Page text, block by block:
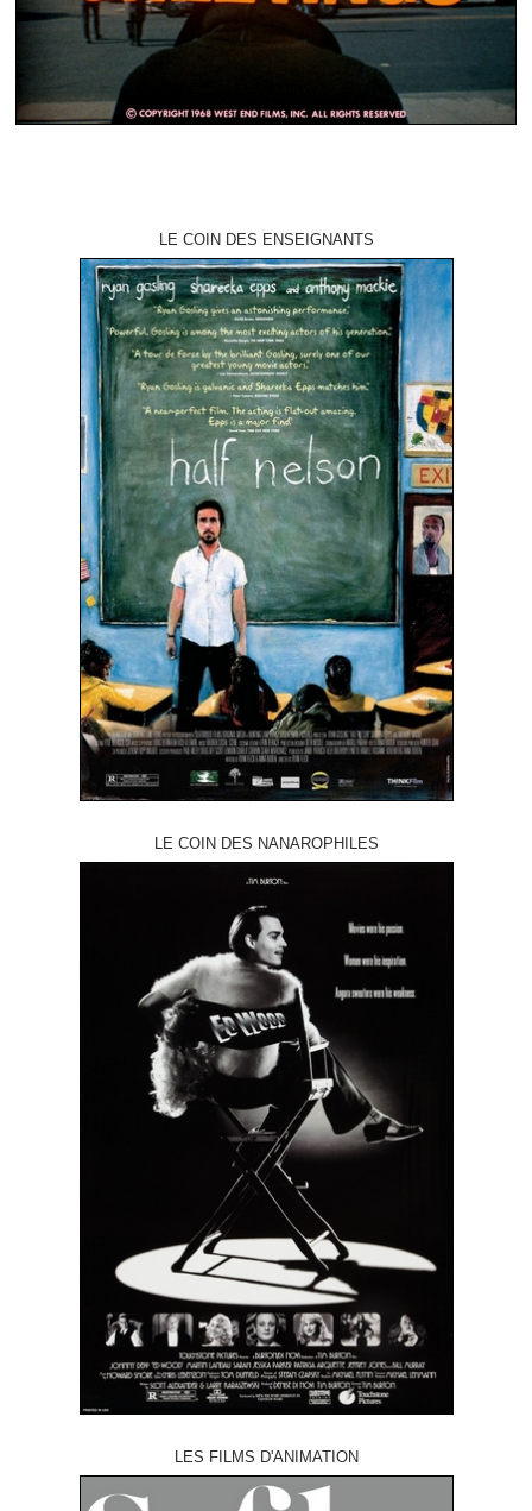
LE COIN DES ENSEIGNANTS
LE COIN DES NANAROPHILES
LES FILMS D'ANIMATION